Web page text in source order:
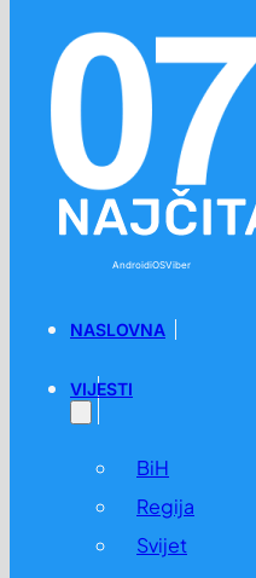
AndroidiOSViber
NASLOVNA
VIJESTI
BiH
Regija
Svijet